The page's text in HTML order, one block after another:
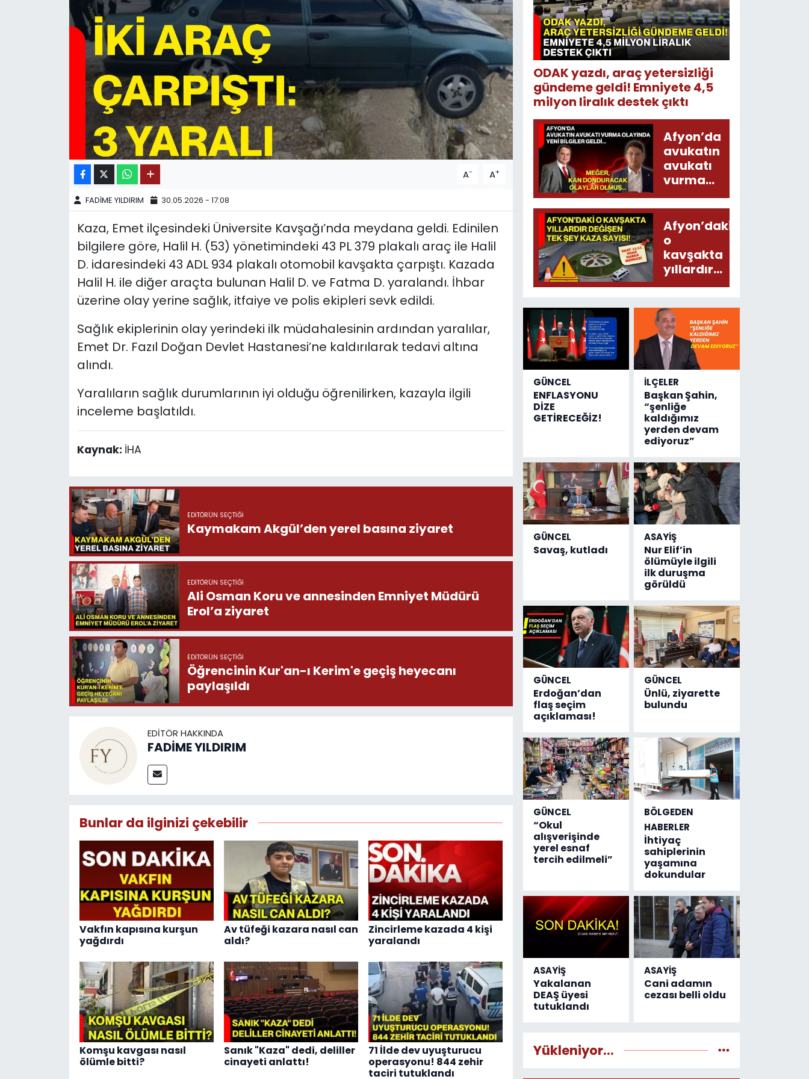
A- A+
FADİME YILDIRIM 30.05.2026 - 17:08
Kaza, Emet ilçesindeki Üniversite Kavşağı’nda meydana geldi. Edinilen
bilgilere göre, Halil H. (53) yönetimindeki 43 PL 379 plakalı araç ile Halil
D. idaresindeki 43 ADL 934 plakalı otomobil kavşakta çarpıştı. Kazada
Halil H. ile diğer araçta bulunan Halil D. ve Fatma D. yaralandı. İhbar
üzerine olay yerine sağlık, itfaiye ve polis ekipleri sevk edildi.
Sağlık ekiplerinin olay yerindeki ilk müdahalesinin ardından yaralılar,
Emet Dr. Fazıl Doğan Devlet Hastanesi’ne kaldırılarak tedavi altına
alındı.
Yaralıların sağlık durumlarının iyi olduğu öğrenilirken, kazayla ilgili
inceleme başlatıldı.
Kaynak: İHA
EDITÖRÜN SEÇTIĞI
Kaymakam Akgül’den yerel basına ziyaret
EDITÖRÜN SEÇTIĞI
Ali Osman Koru ve annesinden Emniyet Müdürü
Erol’a ziyaret
EDITÖRÜN SEÇTIĞI
Öğrencinin Kur'an-ı Kerim'e geçiş heyecanı
paylaşıldı
EDITÖR HAKKINDA
FADİME YILDIRIM
Bunlar da ilginizi çekebilir
Vakfın kapısına kurşun
yağdırdı
Av tüfeği kazara nasıl can
aldı?
Zincirleme kazada 4 kişi
yaralandı
Komşu kavgası nasıl
ölümle bitti?
Sanık "Kaza" dedi, deliller
cinayeti anlattı!
71 İlde dev uyuşturucu
operasyonu! 844 zehir
taciri tutuklandı
ODAK yazdı, araç yetersizliği
gündeme geldi! Emniyete 4,5
milyon liralık destek çıktı
Afyon’da
avukatın
avukatı
vurma
olayında
yeni bilgiler
geldi...
Meğer, kan
donduracak
olaylar
olmuş...
Afyon’daki
o
kavşakta
yıllardır
değişen
kaza
sayısı!
GÜNCEL
ENFLASYONU
DİZE
GETİRECEĞİZ!
İLÇELER
Başkan Şahin,
“şenliğe
kaldığımız
yerden devam
ediyoruz”
GÜNCEL
Savaş, kutladı
ASAYİŞ
Nur Elif’in
ölümüyle ilgili
ilk duruşma
görüldü
GÜNCEL
Erdoğan’dan
flaş seçim
açıklaması!
GÜNCEL
Ünlü, ziyarette
bulundu
GÜNCEL
“Okul
alışverişinde
yerel esnaf
tercih edilmeli”
BÖLGEDEN
HABERLER
İhtiyaç
sahiplerinin
yaşamına
dokundular
ASAYİŞ
Yakalanan
DEAŞ üyesi
tutuklandı
ASAYİŞ
Cani adamın
cezası belli oldu
Yükleniyor...
11:11 MANŞET